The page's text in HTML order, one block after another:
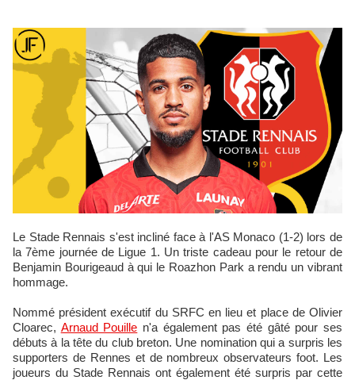
Le Stade Rennais s'est incliné face à l'AS Monaco (1-2) lors de
la 7ème journée de Ligue 1. Un triste cadeau pour le retour de
Benjamin Bourigeaud à qui le Roazhon Park a rendu un vibrant
hommage.
Nommé président exécutif du SRFC en lieu et place de Olivier
Cloarec, Arnaud Pouille n'a également pas été gâté pour ses
débuts à la tête du club breton. Une nomination qui a surpris les
supporters de Rennes et de nombreux observateurs foot. Les
joueurs du Stade Rennais ont également été surpris par cette